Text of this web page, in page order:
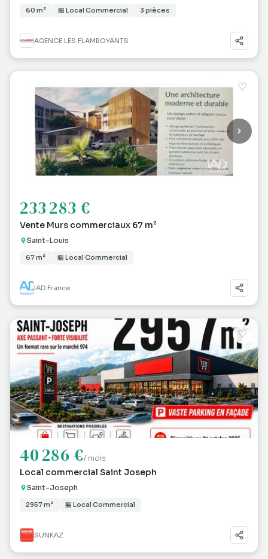
60 m² 🏪 Local Commercial 3 pièces
AGENCE LES FLAMBOYANTS
♡
233 283 €
Vente Murs commerciaux 67 m²
Saint-Louis
67 m² 🏪 Local Commercial
IAD France
♡
40 286 €/ mois
Local commercial Saint Joseph
Saint-Joseph
2957 m² 🏪 Local Commercial
SUNKAZ